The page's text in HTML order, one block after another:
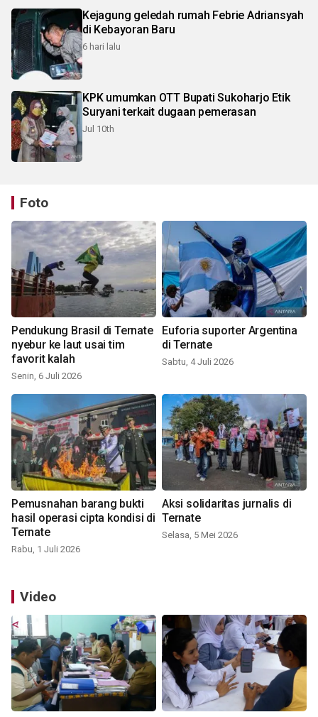
Kejagung geledah rumah Febrie Adriansyah
di Kebayoran Baru
6 hari lalu
KPK umumkan OTT Bupati Sukoharjo Etik
Suryani terkait dugaan pemerasan
Jul 10th
Foto
Pendukung Brasil di Ternate
nyebur ke laut usai tim
favorit kalah
Senin, 6 Juli 2026
Euforia suporter Argentina
di Ternate
Sabtu, 4 Juli 2026
Pemusnahan barang bukti
hasil operasi cipta kondisi di
Ternate
Rabu, 1 Juli 2026
Aksi solidaritas jurnalis di
Ternate
Selasa, 5 Mei 2026
Video